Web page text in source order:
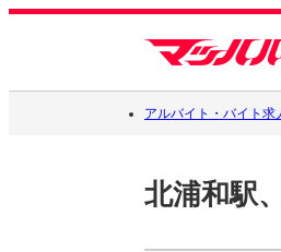
アルバイト・バイト求
北浦和駅